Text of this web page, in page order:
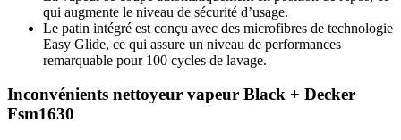
qui augmente le niveau de sécurité d’usage.
Le patin intégré est conçu avec des microfibres de technologie
Easy Glide, ce qui assure un niveau de performances
remarquable pour 100 cycles de lavage.
Inconvénients nettoyeur vapeur Black + Decker
Fsm1630